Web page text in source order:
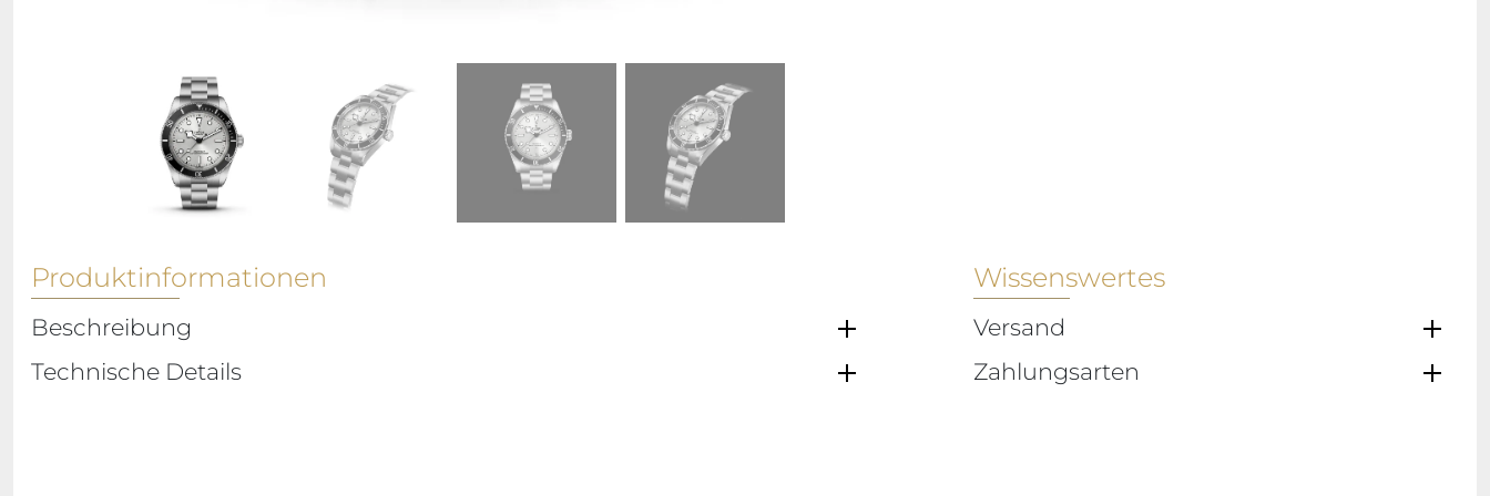
Produktinformationen
Beschreibung
Technische Details
Wissenswertes
Versand
Zahlungsarten